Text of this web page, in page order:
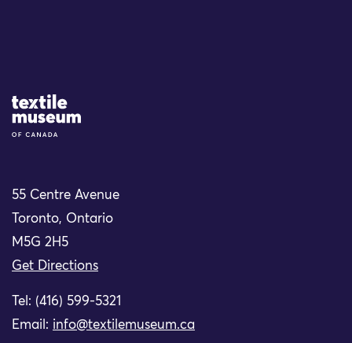
Site Logo
55 Centre Avenue
Toronto, Ontario
M5G 2H5
Get Directions
Tel: (416) 599-5321
Email: info@textilemuseum.ca